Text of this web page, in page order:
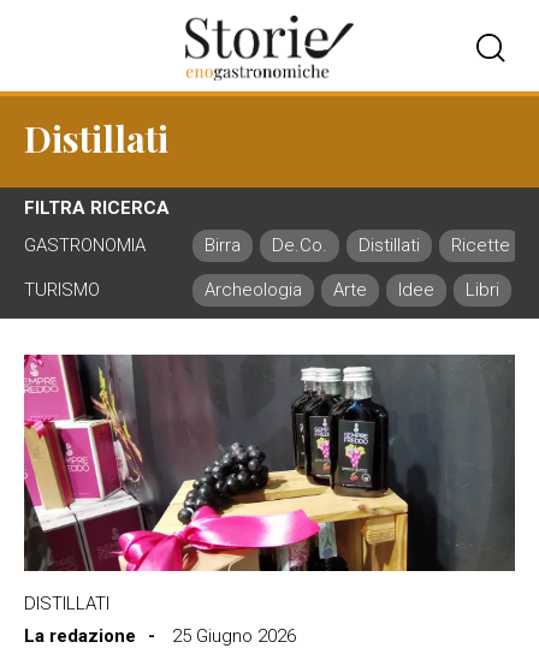
Distillati
FILTRA RICERCA
GASTRONOMIA
Birra De.Co. Distillati Ricette
TURISMO Archeologia Arte Idee Libri
DISTILLATI
La redazione
25 Giugno 2026